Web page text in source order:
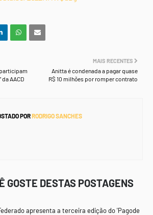
MAIS RECENTES
Anitta é condenada a pagar quase
R$ 10 milhões por romper contrato
da AACD
PORRODRIGO SANCHES
GOSTE DESTAS POSTAGENS
apresenta a terceira edição do 'Pagode